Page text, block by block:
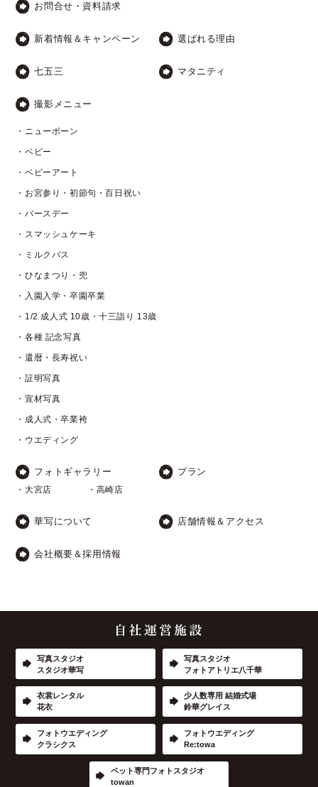
お問合せ・資料請求
新着情報＆キャンペーン 選ばれる理由
七五三 マタニティ
撮影メニュー
・ニューボーン
・ベビー
・ベビーアート
・お宮参り・初節句・百日祝い
・バースデー
・スマッシュケーキ
・ミルクバス
・ひなまつり・兜
・入園入学・卒園卒業
・1/2 成人式 10歳・十三詣り 13歳
・各種 記念写真
・還暦・長寿祝い
・証明写真
・宣材写真
・成人式・卒業袴
・ウエディング
フォトギャラリー
・大宮店 ・高崎店
プラン
華写について 店舗情報＆アクセス
会社概要＆採用情報
写真スタジオ
スタジオ華写
写真スタジオ
フォトアトリエ八千華
衣裳レンタル
花衣
少人数専用 結婚式場
鈴華グレイス
フォトウエディング
クラシクス
フォトウエディング
Re:towa
ペット専門フォトスタジオ
towan